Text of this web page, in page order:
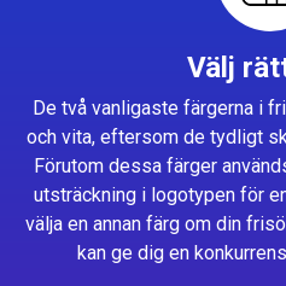
Välj
De två vanligaste färgerna i
och vita, eftersom de tydligt
Förutom dessa färger
utsträckning i logotypen för
välja en annan färg om din
kan ge dig en